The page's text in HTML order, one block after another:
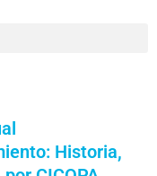
Historia,